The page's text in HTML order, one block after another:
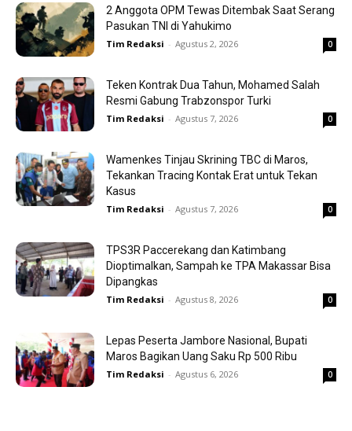
2 Anggota OPM Tewas Ditembak Saat Serang
Pasukan TNI di Yahukimo
Tim Redaksi - Agustus 2, 2026 0
Teken Kontrak Dua Tahun, Mohamed Salah
Resmi Gabung Trabzonspor Turki
Tim Redaksi - Agustus 7, 2026 0
Wamenkes Tinjau Skrining TBC di Maros,
Tekankan Tracing Kontak Erat untuk Tekan
Kasus
Tim Redaksi - Agustus 7, 2026 0
TPS3R Paccerekang dan Katimbang
Dioptimalkan, Sampah ke TPA Makassar Bisa
Dipangkas
Tim Redaksi - Agustus 8, 2026 0
Lepas Peserta Jambore Nasional, Bupati
Maros Bagikan Uang Saku Rp 500 Ribu
Tim Redaksi - Agustus 6, 2026 0